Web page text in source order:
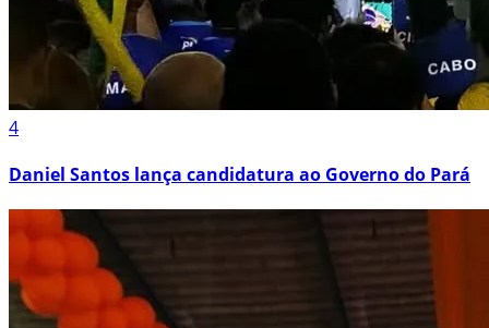
4
Daniel Santos lança candidatura ao Governo do Pará